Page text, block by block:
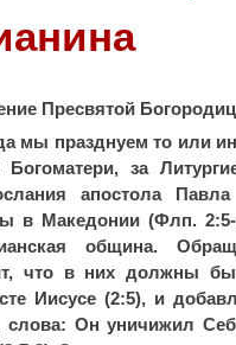
Пресвятой
мы празднуем то или
Богоматери, за
апостола
в Македонии (Флп.
община.
что в них должны
Иисусе (2:5), и
слова: Он уничижил